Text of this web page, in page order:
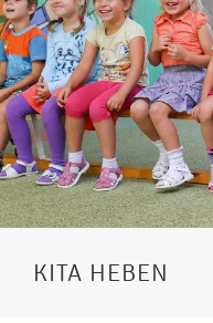
KITA HEBEN